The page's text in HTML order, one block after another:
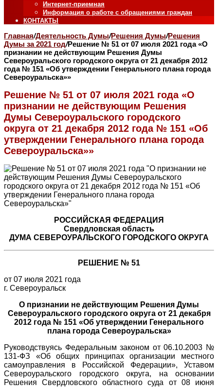
Интернет-приемная
Информация о работе с обращениями граждан
КОНТАКТЫ
Главная/Деятельность Думы/Решения Думы/Решения
Думы за 2021 год/Решение № 51 от 07 июля 2021 года «О
признании не действующим Решения Думы
Североуральского городского округа от 21 декабря 2012
года № 151 «Об утверждении Генерального плана города
Североуральска»»
Решение № 51 от 07 июля 2021 года «О
признании не действующим Решения
Думы Североуральского городского
округа от 21 декабря 2012 года № 151 «Об
утверждении Генерального плана города
Североуральска»»
РОССИЙСКАЯ ФЕДЕРАЦИЯ
Свердловская область
ДУМА СЕВЕРОУРАЛЬСКОГО ГОРОДСКОГО ОКРУГА
РЕШЕНИЕ № 51
от 07 июля 2021 года
г. Североуральск
О признании не действующим Решения Думы
Североуральского городского округа от 21 декабря
2012 года № 151 «Об утверждении Генерального
плана города Североуральска»
Руководствуясь Федеральным законом от 06.10.2003 №
131-ФЗ «Об общих принципах организации местного
самоуправления в Российской Федерации», Уставом
Североуральского городского округа, на основании
Решения Свердловского областного суда от 08 июня